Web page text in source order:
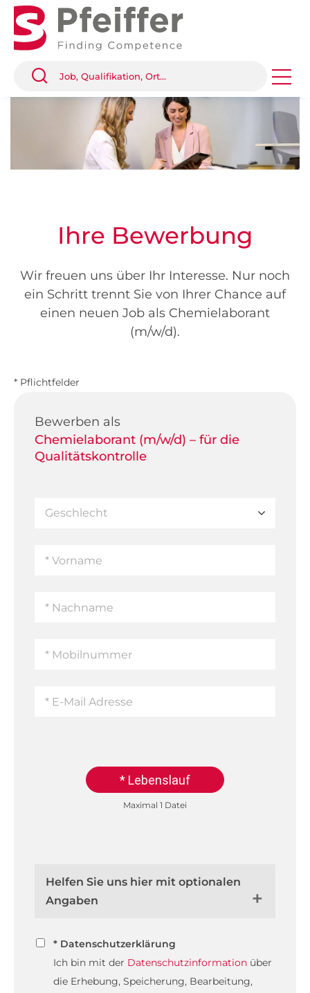
Ihre Bewerbung
Wir freuen uns über Ihr Interesse. Nur noch
ein Schritt trennt Sie von Ihrer Chance auf
einen neuen Job als Chemielaborant
(m/w/d).
* Pflichtfelder
Bewerben als
Chemielaborant (m/w/d) – für die
Qualitätskontrolle
* Lebenslauf
Maximal 1 Datei
Helfen Sie uns hier mit optionalen
Angaben
* Datenschutzerklärung
Ich bin mit der Datenschutzinformation über
die Erhebung, Speicherung, Bearbeitung,